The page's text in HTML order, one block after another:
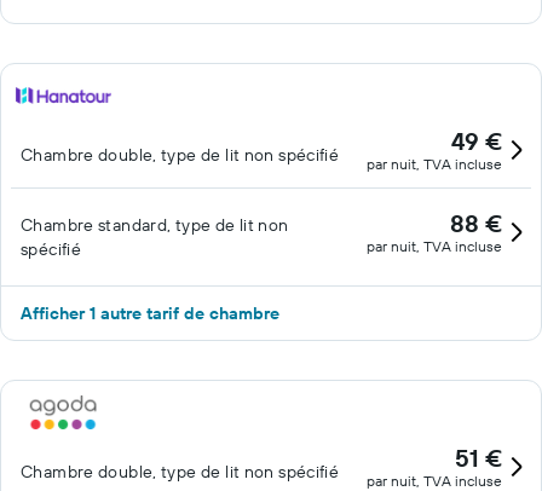
Chambre double, type de lit non spécifié 49 €
par nuit, TVA incluse
Chambre standard, type de lit non
spécifié
88 €
par nuit, TVA incluse
Afficher 1 autre tarif de chambre
Chambre double, type de lit non spécifié 51 €
par nuit, TVA incluse